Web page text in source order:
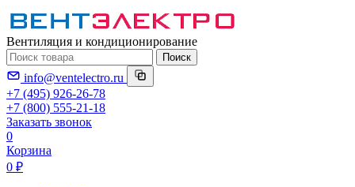
Вентиляция и кондиционирование
Поиск
info@ventelectro.ru
+7 (495) 926-26-78
+7 (800) 555-21-18
Заказать звонок
0
Корзина
0 ₽